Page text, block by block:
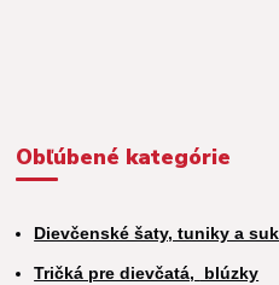
Obľúbené kategórie
Dievčenské šaty, tuniky a
Tričká pre dievčatá, blúzky